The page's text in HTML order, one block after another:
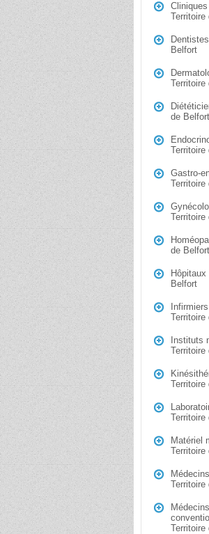
Territoire
Belfort
Territoire
de Belfort
Territoire
Gastro-
Territoire
Territoire
de Belfort
Hôpitaux
Belfort
Territoire
Instituts
Territoire
Territoire
Territoire
Matériel
Territoire
Territoire
Médecins
Territoire